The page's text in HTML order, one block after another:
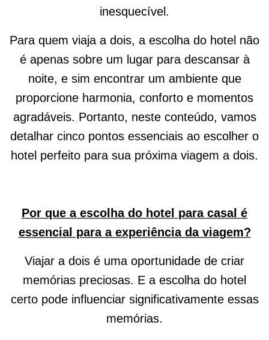
inesquecível.
Para quem viaja a dois, a escolha do hotel não
é apenas sobre um lugar para descansar à
noite, e sim encontrar um ambiente que
proporcione harmonia, conforto e momentos
agradáveis. Portanto, neste conteúdo, vamos
detalhar cinco pontos essenciais ao escolher o
hotel perfeito para sua próxima viagem a dois.
Por que a escolha do hotel para casal é
essencial para a experiência da viagem?
Viajar a dois é uma oportunidade de criar
memórias preciosas. E a escolha do hotel
certo pode influenciar significativamente essas
memórias.